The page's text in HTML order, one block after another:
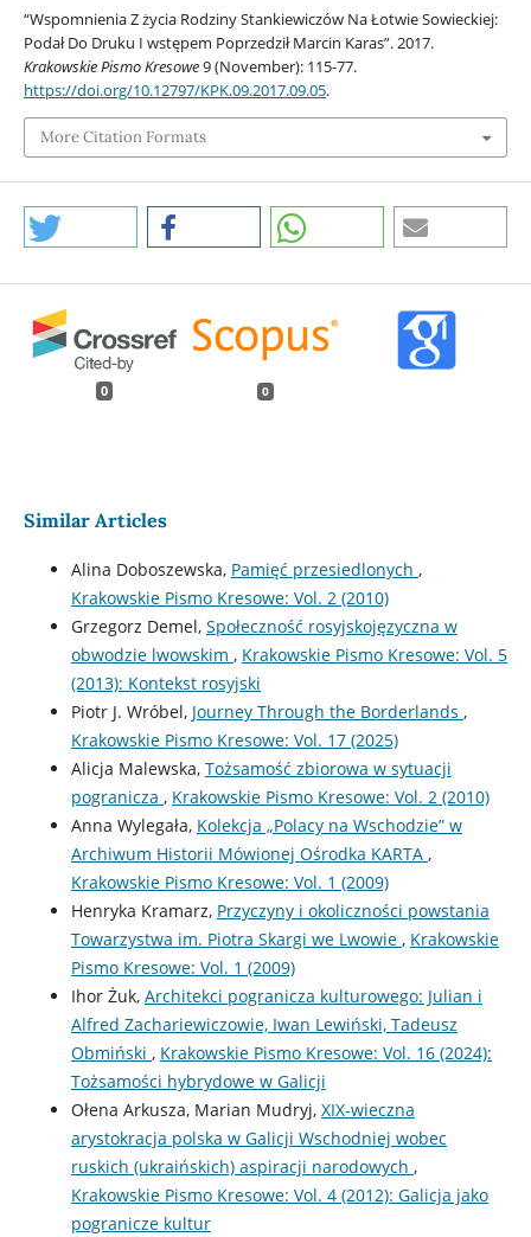
“Wspomnienia Z życia Rodziny Stankiewiczów Na Łotwie Sowieckiej:
Podał Do Druku I wstępem Poprzedził Marcin Karas”. 2017.
Krakowskie Pismo Kresowe9 (November): 115-77.
https://doi.org/10.12797/KPK.09.2017.09.05.
More Citation Formats
0 0
Similar Articles
Alina Doboszewska, Pamięć przesiedlonych ,
Krakowskie Pismo Kresowe: Vol. 2 (2010)
Grzegorz Demel, Społeczność rosyjskojęzyczna w
obwodzie lwowskim , Krakowskie Pismo Kresowe: Vol. 5
(2013): Kontekst rosyjski
Piotr J. Wróbel, Journey Through the Borderlands ,
Krakowskie Pismo Kresowe: Vol. 17 (2025)
Alicja Malewska, Tożsamość zbiorowa w sytuacji
pogranicza , Krakowskie Pismo Kresowe: Vol. 2 (2010)
Anna Wylegała, Kolekcja „Polacy na Wschodzie” w
Archiwum Historii Mówionej Ośrodka KARTA ,
Krakowskie Pismo Kresowe: Vol. 1 (2009)
Henryka Kramarz, Przyczyny i okoliczności powstania
Towarzystwa im. Piotra Skargi we Lwowie , Krakowskie
Pismo Kresowe: Vol. 1 (2009)
Ihor Żuk, Architekci pogranicza kulturowego: Julian i
Alfred Zachariewiczowie, Iwan Lewiński, Tadeusz
Obmiński , Krakowskie Pismo Kresowe: Vol. 16 (2024):
Tożsamości hybrydowe w Galicji
Ołena Arkusza, Marian Mudryj, XIX-wieczna
arystokracja polska w Galicji Wschodniej wobec
ruskich (ukraińskich) aspiracji narodowych ,
Krakowskie Pismo Kresowe: Vol. 4 (2012): Galicja jako
pogranicze kultur